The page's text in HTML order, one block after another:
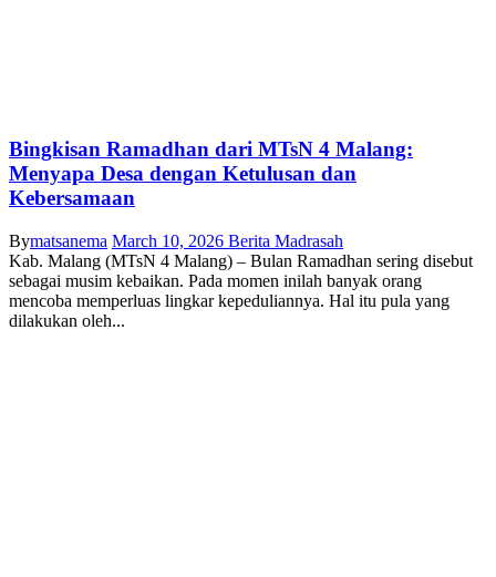
Bingkisan Ramadhan dari MTsN 4 Malang:
Menyapa Desa dengan Ketulusan dan
Kebersamaan
Bymatsanema March 10, 2026 Berita Madrasah
Kab. Malang (MTsN 4 Malang) – Bulan Ramadhan sering disebut
sebagai musim kebaikan. Pada momen inilah banyak orang
mencoba memperluas lingkar kepeduliannya. Hal itu pula yang
dilakukan oleh...